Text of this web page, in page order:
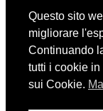
Seguici su…
Facebook
Questo sito
migliorare
Continuando
tutti i cookie
sui Cookie.